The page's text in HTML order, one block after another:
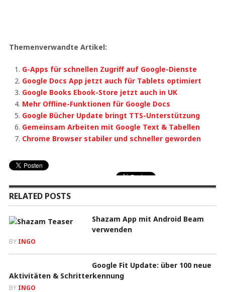
Themenverwandte Artikel:
G-Apps für schnellen Zugriff auf Google-Dienste
Google Docs App jetzt auch für Tablets optimiert
Google Books Ebook-Store jetzt auch in UK
Mehr Offline-Funktionen für Google Docs
Google Bücher Update bringt TTS-Unterstützung
Gemeinsam Arbeiten mit Google Text & Tabellen
Chrome Browser stabiler und schneller geworden
RELATED POSTS
Shazam App mit Android Beam
verwenden
BY INGO
Google Fit Update: über 100 neue
Aktivitäten & Schritterkennung
BY INGO